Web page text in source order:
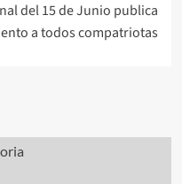
del 15 de Junio publica
a todos compatriotas